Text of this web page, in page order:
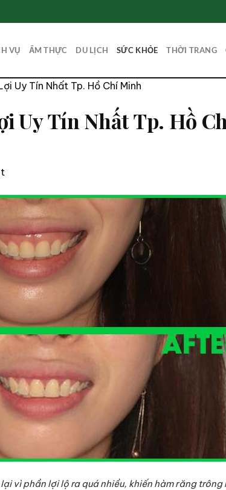
VỤ ẨM THỰC DU LỊCH SỨC KHỎE THỜI TRANG
Uy Tín Nhất Tp. Hồ Chí Minh
Uy Tín Nhất Tp. Hồ
vì phần lợi lộ ra quá nhiều, khiến hàm răng